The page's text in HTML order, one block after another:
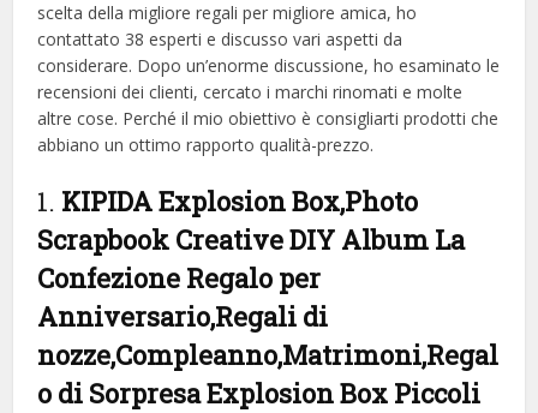
scelta della migliore regali per migliore amica, ​​ho
contattato 38 esperti e discusso vari aspetti da
considerare. Dopo un’enorme discussione, ho esaminato le
recensioni dei clienti, cercato i marchi rinomati e molte
altre cose. Perché il mio obiettivo è consigliarti prodotti che
abbiano un ottimo rapporto qualità-prezzo.
1. KIPIDA Explosion Box,Photo
Scrapbook Creative DIY Album La
Confezione Regalo per
Anniversario,Regali di
nozze,Compleanno,Matrimoni,Regal
o di Sorpresa Explosion Box Piccoli